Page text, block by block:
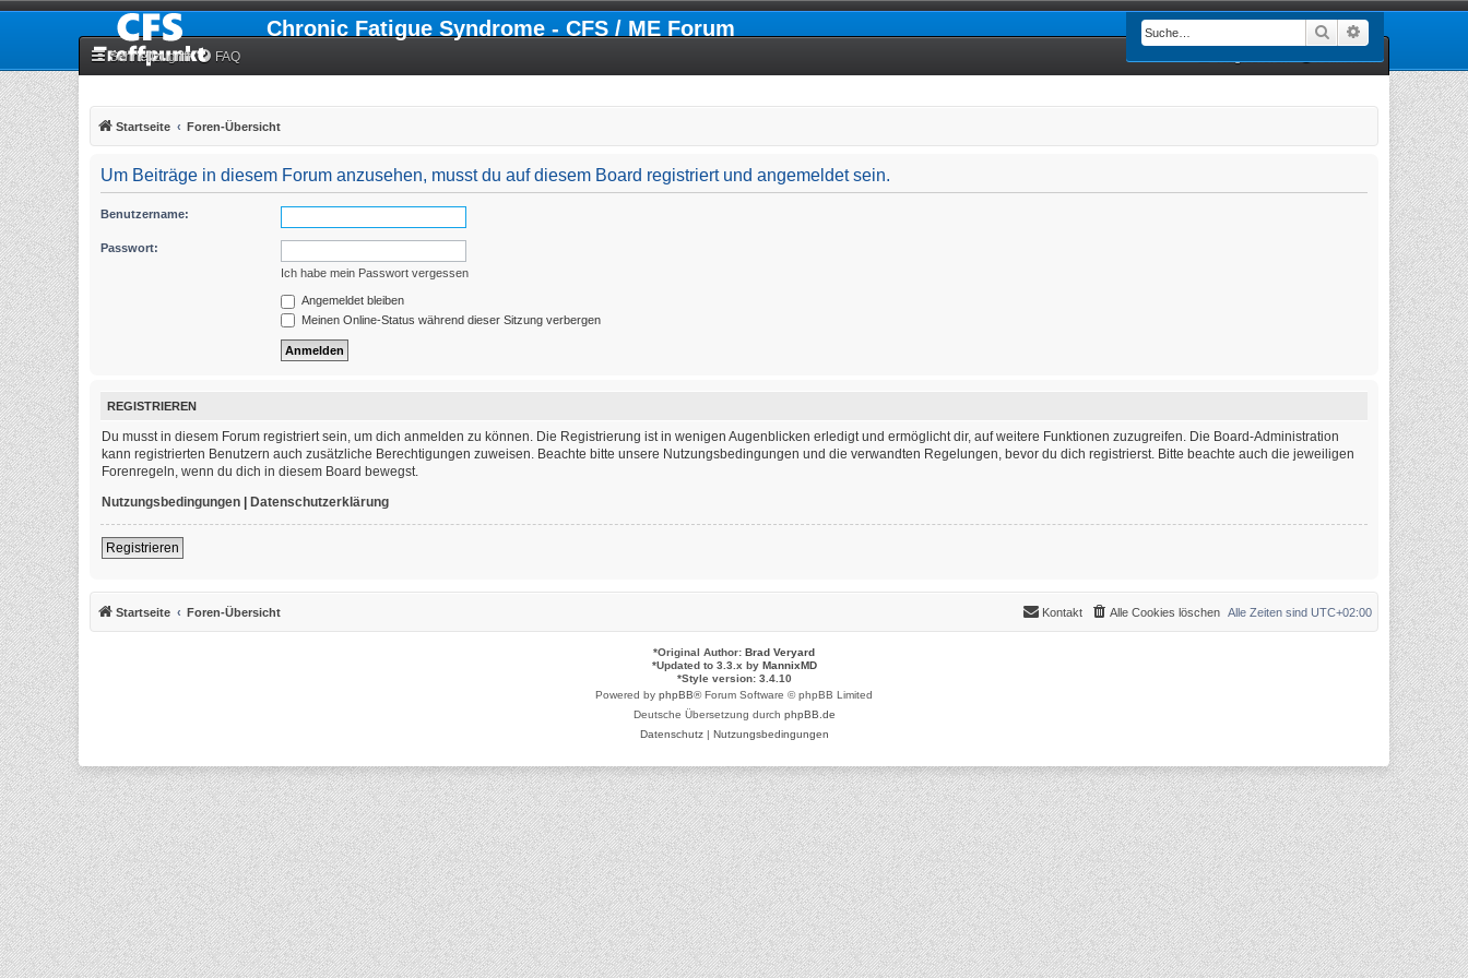
Chronic Fatigue Syndrome - CFS / ME Forum Suche
Schnellzugriff FAQ
Startseite Foren-Übersicht
Um Beiträge in diesem Forum anzusehen, musst du auf diesem Board registriert und angemeldet sein.
Benutzername:
Passwort:
Ich habe mein Passwort vergessen
Angemeldet bleiben
Meinen Online-Status während dieser Sitzung verbergen
REGISTRIEREN
Du musst in diesem Forum registriert sein, um dich anmelden zu können. Die Registrierung ist in wenigen Augenblicken erledigt und ermöglicht dir, auf weitere Funktionen zuzugreifen. Die Board-Administration
kann registrierten Benutzern auch zusätzliche Berechtigungen zuweisen. Beachte bitte unsere Nutzungsbedingungen und die verwandten Regelungen, bevor du dich registrierst. Bitte beachte auch die jeweiligen
Forenregeln, wenn du dich in diesem Board bewegst.
Nutzungsbedingungen | Datenschutzerklärung
Registrieren
Startseite Foren-Übersicht Alle Zeiten sind UTC+02:00
Alle Cookies löschen
Kontakt
*Original Author: Brad Veryard
*Updated to 3.3.x by MannixMD
*Style version: 3.4.10
Powered by phpBB® Forum Software © phpBB Limited
Deutsche Übersetzung durch phpBB.de
Datenschutz| Nutzungsbedingungen